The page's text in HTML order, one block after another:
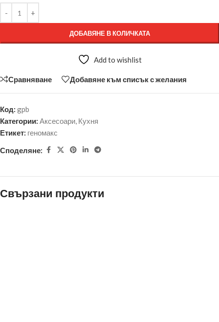
ДОБАВЯНЕ В КОЛИЧКАТА
Add to wishlist
Сравняване Добавяне към списък с желания
Код: gpb
Категории: Аксесоари, Кухня
Етикет: геномакс
Споделяне:
Свързани продукти